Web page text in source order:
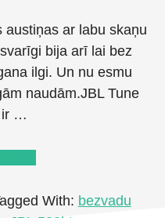
ar labu skaņu
bija arī lai bez
ilgi. Un nu esmu
naudām.JBL Tune
ir …
austiņas
With: bezvadu